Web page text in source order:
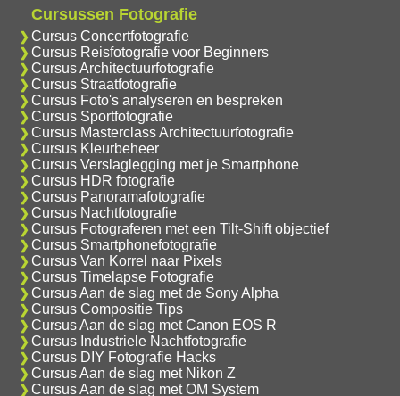
Cursussen Fotografie
Cursus Concertfotografie
Cursus Reisfotografie voor Beginners
Cursus Architectuurfotografie
Cursus Straatfotografie
Cursus Foto's analyseren en bespreken
Cursus Sportfotografie
Cursus Masterclass Architectuurfotografie
Cursus Kleurbeheer
Cursus Verslaglegging met je Smartphone
Cursus HDR fotografie
Cursus Panoramafotografie
Cursus Nachtfotografie
Cursus Fotograferen met een Tilt-Shift objectief
Cursus Smartphonefotografie
Cursus Van Korrel naar Pixels
Cursus Timelapse Fotografie
Cursus Aan de slag met de Sony Alpha
Cursus Compositie Tips
Cursus Aan de slag met Canon EOS R
Cursus Industriele Nachtfotografie
Cursus DIY Fotografie Hacks
Cursus Aan de slag met Nikon Z
Cursus Aan de slag met OM System